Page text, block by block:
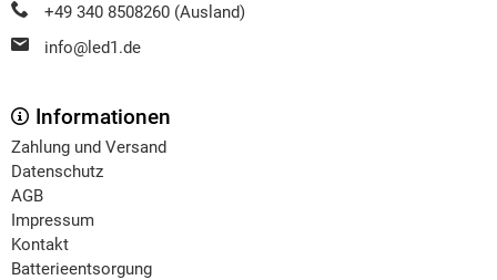
+49 340 8508260 (Ausland)
info@led1.de
Informationen
Zahlung und Versand
Datenschutz
AGB
Impressum
Kontakt
Batterieentsorgung